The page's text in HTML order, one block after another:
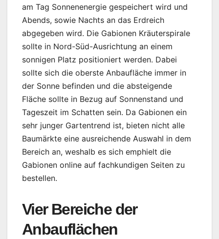
am Tag Sonnenenergie gespeichert wird und
Abends, sowie Nachts an das Erdreich
abgegeben wird. Die Gabionen Kräuterspirale
sollte in Nord-Süd-Ausrichtung an einem
sonnigen Platz positioniert werden. Dabei
sollte sich die oberste Anbaufläche immer in
der Sonne befinden und die absteigende
Fläche sollte in Bezug auf Sonnenstand und
Tageszeit im Schatten sein. Da Gabionen ein
sehr junger Gartentrend ist, bieten nicht alle
Baumärkte eine ausreichende Auswahl in dem
Bereich an, weshalb es sich emphielt die
Gabionen online auf fachkundigen Seiten zu
bestellen.
Vier Bereiche der
Anbauflächen